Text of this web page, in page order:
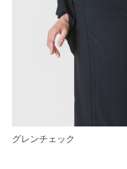
グレンチェック